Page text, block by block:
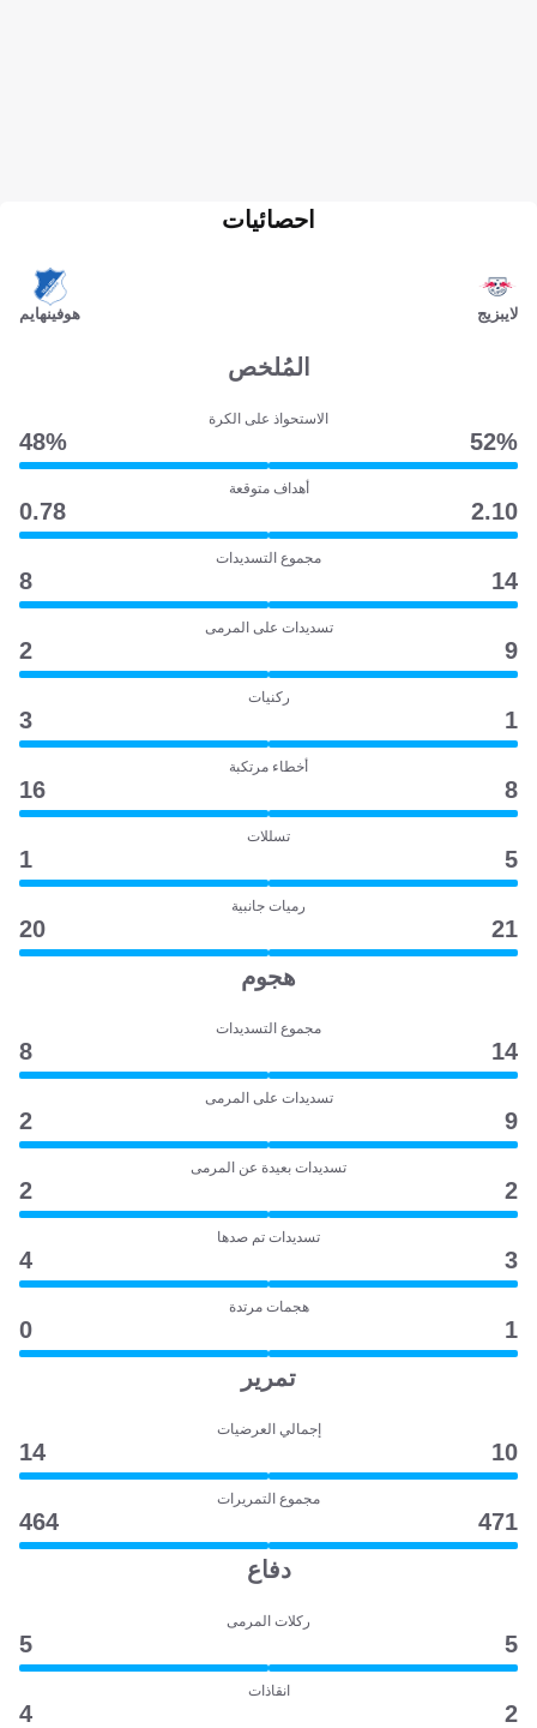
لايبزيج
احصائيات
هوفينهايم
المُلخص
الاستحواذ على الكرة
52‎%‎
48‎%‎
أهداف متوقعة
2.10
0.78
مجموع التسديدات
14
8
تسديدات على المرمى
9
2
ركنيات
1
3
أخطاء مرتكبة
8
16
تسللات
5
1
رميات جانبية
21
20
هجوم
مجموع التسديدات
14
8
تسديدات على المرمى
9
2
تسديدات بعيدة عن المرمى
2
2
تسديدات تم صدها
3
4
هجمات مرتدة
1
0
تمرير
إجمالي العرضيات
10
14
مجموع التمريرات
471
464
دفاع
ركلات المرمى
5
5
انقاذات
2
4